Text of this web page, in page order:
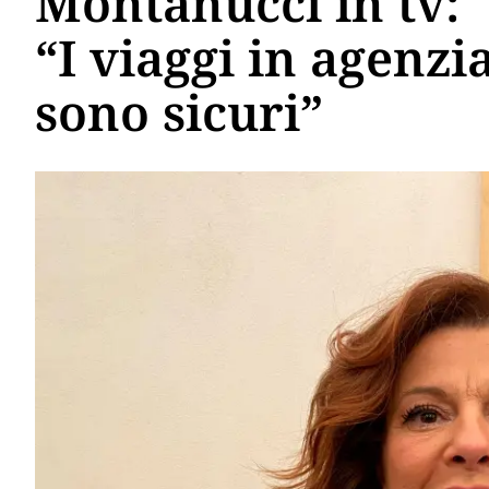
“I viaggi in
sono sicuri”